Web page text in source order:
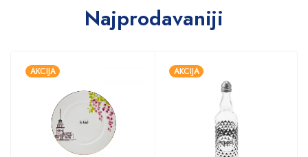
Najprodavaniji
AKCIJA AKCIJA